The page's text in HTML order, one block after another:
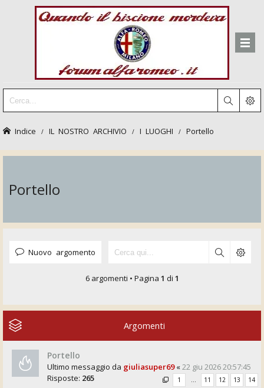
Indice IL NOSTRO ARCHIVIO I LUOGHI Portello
Portello
Nuovo argomento
6 argomenti • Pagina 1 di 1
Argomenti
Portello
Ultimo messaggio da giuliasuper69«22 giu 2026 20:57:45
Risposte: 265 1 … 11 12 13 14